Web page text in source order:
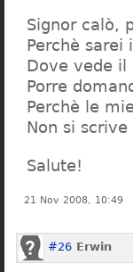
Signor calò,
Perchè sarei
Dove vede il
Porre
Perchè le
Non si
Salute!
21 Nov 2008, 10:49
#26 Erwin